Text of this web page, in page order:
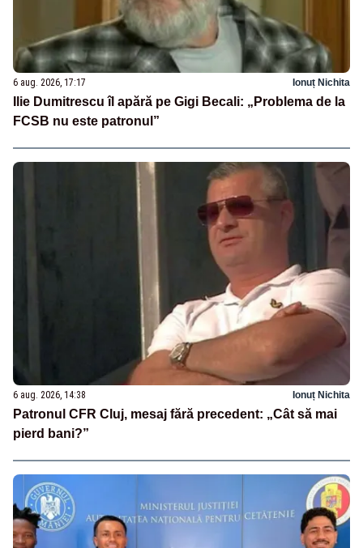
6 aug. 2026, 17:17 Ionuț Nichita
Ilie Dumitrescu îl apără pe Gigi Becali: „Problema de la
FCSB nu este patronul”
6 aug. 2026, 14:38 Ionuț Nichita
Patronul CFR Cluj, mesaj fără precedent: „Cât să mai
pierd bani?”